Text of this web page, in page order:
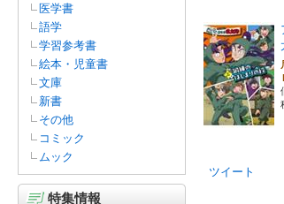
医学書
語学
学習参考書
絵本・児童書
文庫
新書
その他
コミック
ムック
特集情報
ツイート